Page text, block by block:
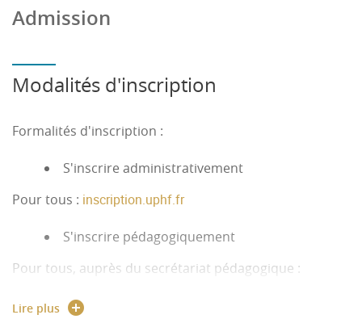
Admission
Modalités d'inscription
Formalités d'inscription :
S'inscrire administrativement
Pour tous : inscription.uphf.fr
S'inscrire pédagogiquement
Pour tous, auprès du secrétariat pédagogique :
Lire plus